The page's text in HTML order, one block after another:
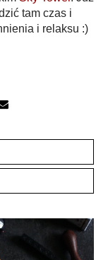
tam czas i
i relaksu :)